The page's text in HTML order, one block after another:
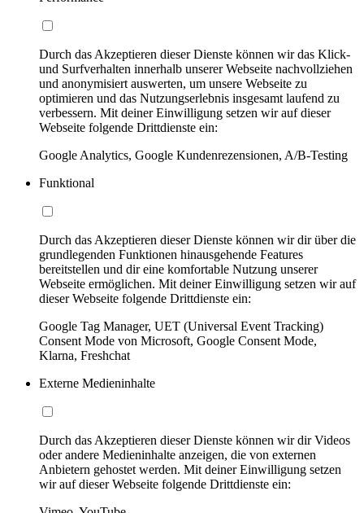
Durch das Akzeptieren dieser Dienste können wir das Klick-
und Surfverhalten innerhalb unserer Webseite nachvollziehen
und anonymisiert auswerten, um unsere Webseite zu
optimieren und das Nutzungserlebnis insgesamt laufend zu
verbessern. Mit deiner Einwilligung setzen wir auf dieser
Webseite folgende Drittdienste ein:
Google Analytics, Google Kundenrezensionen, A/B-Testing
Funktional
Durch das Akzeptieren dieser Dienste können wir dir über die
grundlegenden Funktionen hinausgehende Features
bereitstellen und dir eine komfortable Nutzung unserer
Webseite ermöglichen. Mit deiner Einwilligung setzen wir auf
dieser Webseite folgende Drittdienste ein:
Google Tag Manager, UET (Universal Event Tracking)
Consent Mode von Microsoft, Google Consent Mode,
Klarna, Freshchat
Externe Medieninhalte
Durch das Akzeptieren dieser Dienste können wir dir Videos
oder andere Medieninhalte anzeigen, die von externen
Anbietern gehostet werden. Mit deiner Einwilligung setzen
wir auf dieser Webseite folgende Drittdienste ein: